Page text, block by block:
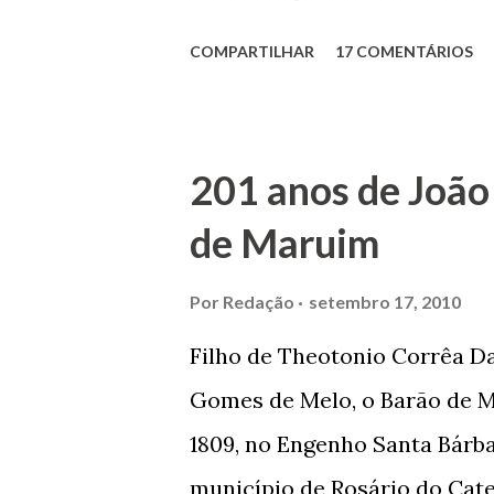
se dedicar aos estudos, e
primeiro plano para auxiliar
garçon, dono de bar, de
incontáveis vezes que
normal em trocas de gorjetas
COMPARTILHAR 17 COMENTÁRIOS
201 anos de
de Maruim
Por Redação setembro 17, 2010
Filho de Theotonio Corrêa
Gomes de Melo, o Barão de
1809, no Engenho Santa
município de Rosário do